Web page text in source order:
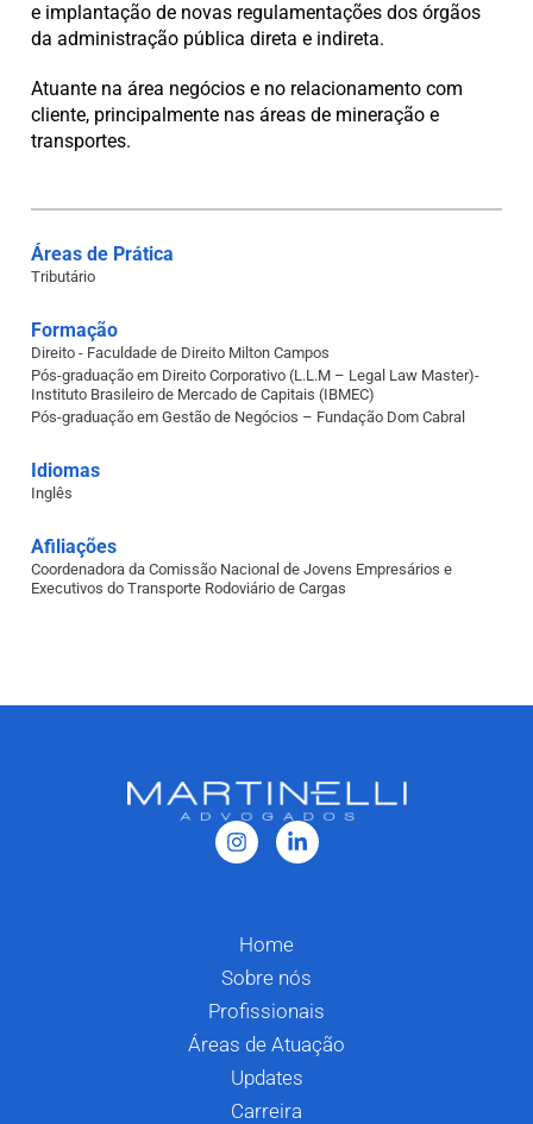
e implantação de novas regulamentações dos órgãos
da administração pública direta e indireta.
Atuante na área negócios e no relacionamento com
cliente, principalmente nas áreas de mineração e
transportes.
Áreas de Prática
Tributário
Formação
Direito - Faculdade de Direito Milton Campos
Pós-graduação em Direito Corporativo (L.L.M – Legal Law Master)-
Instituto Brasileiro de Mercado de Capitais (IBMEC)
Pós-graduação em Gestão de Negócios – Fundação Dom Cabral
Idiomas
Inglês
Afiliações
Coordenadora da Comissão Nacional de Jovens Empresários e
Executivos do Transporte Rodoviário de Cargas
Home
Sobre nós
Profissionais
Áreas de Atuação
Updates
Carreira